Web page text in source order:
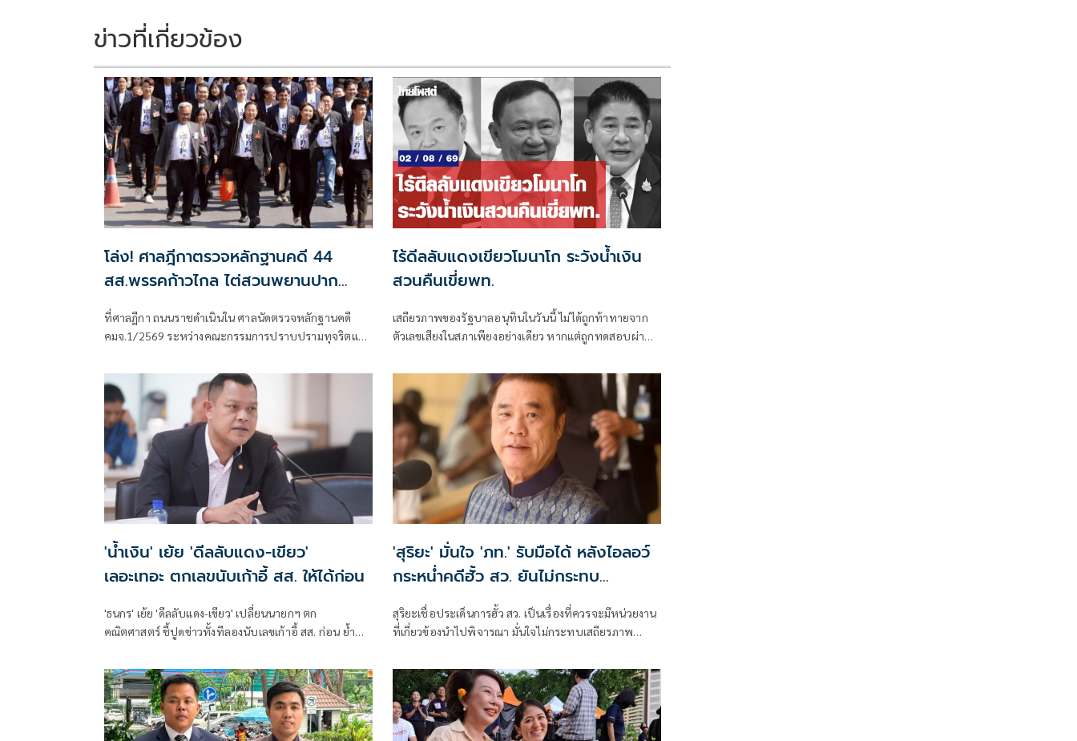
k k
ข่าวที่เกี่ยวข้อง
โล่ง! ศาลฎีกาตรวจหลักฐานคดี 44
สส.พรรคก้าวไกล ไต่สวนพยานปาก
สุดท้าย 18 พ.ค.ปีหน้าก่อนนัดตัดสิน
ที่ศาลฎีกา ถนนราชดำเนินใน ศาลนัดตรวจหลักฐานคดี
คมจ.1/2569 ระหว่างคณะกรรมการปราบปรามทุจริตแห่ง
ไร้ดีลลับแดงเขียวโมนาโก ระวังน้ำเงิน
สวนคืนเขี่ยพท.
เสถียรภาพของรัฐบาลอนุทินในวันนี้ ไม่ได้ถูกท้าทายจาก
ตัวเลขเสียงในสภาเพียงอย่างเดียว หากแต่ถูกทดสอบผ่าน
แตกแยกภายในเครือข่ายอำนาจของพรรคภูมิใจไทย
'น้ำเงิน' เย้ย 'ดีลลับแดง-เขียว'
เลอะเทอะ ตกเลขนับเก้าอี้ สส. ให้ได้ก่อน
'ธนกร' เย้ย 'ดีลลับแดง-เขียว' เปลี่ยนนายกฯ ตก
คณิตศาสตร์ ชี้ปูดข่าวทั้งทีลองนับเลขเก้าอี้ สส. ก่อน ย้ำ
'สุริยะ' มั่นใจ 'ภท.' รับมือได้ หลังไอลอว์
กระหน่ำคดีฮั้ว สว. ยันไม่กระทบ
เสถียรภาพรัฐบาล
สุริยะเชื่อประเด็นการฮั้ว สว. เป็นเรื่องที่ควรจะมีหน่วยงาน
ที่เกี่ยวข้องนำไปพิจารณา มั่นใจไม่กระทบเสถียรภาพ